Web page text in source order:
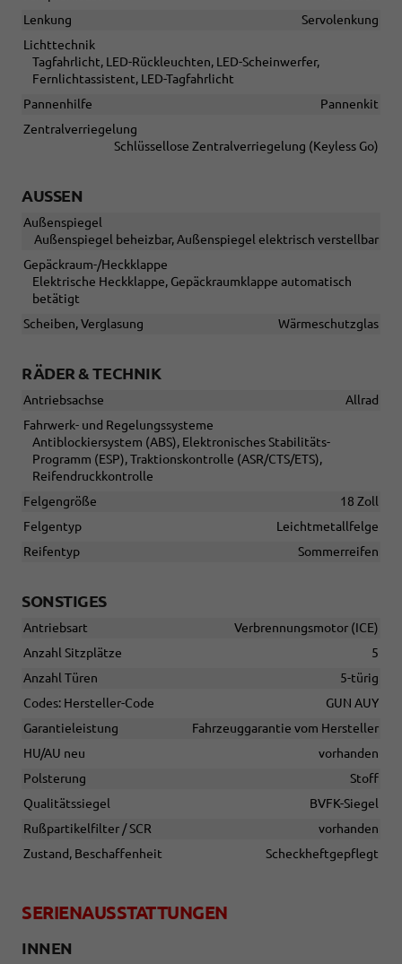
Lenkung
Servolenkung
Lichttechnik
Tagfahrlicht, LED-Rückleuchten, LED-Scheinwerfer,
Fernlichtassistent, LED-Tagfahrlicht
Pannenhilfe
Pannenkit
Zentralverriegelung
Schlüssellose Zentralverriegelung (Keyless Go)
AUSSEN
Außenspiegel
Außenspiegel beheizbar, Außenspiegel elektrisch verstellbar
Gepäckraum-/Heckklappe
Elektrische Heckklappe, Gepäckraumklappe automatisch
betätigt
Scheiben, Verglasung
Wärmeschutzglas
RÄDER & TECHNIK
Antriebsachse
Allrad
Fahrwerk- und Regelungssysteme
Antiblockiersystem (ABS), Elektronisches Stabilitäts-
Programm (ESP), Traktionskontrolle (ASR/CTS/ETS),
Reifendruckkontrolle
Felgengröße
18 Zoll
Felgentyp
Leichtmetallfelge
Reifentyp
Sommerreifen
SONSTIGES
Antriebsart
Verbrennungsmotor (ICE)
Anzahl Sitzplätze
5
Anzahl Türen
5-türig
Codes: Hersteller-Code
GUN AUY
Garantieleistung
Fahrzeuggarantie vom Hersteller
HU/AU neu
vorhanden
Polsterung
Stoff
Qualitätssiegel
BVFK-Siegel
Rußpartikelfilter / SCR
vorhanden
Zustand, Beschaffenheit
Scheckheftgepflegt
SERIENAUSSTATTUNGEN
INNEN